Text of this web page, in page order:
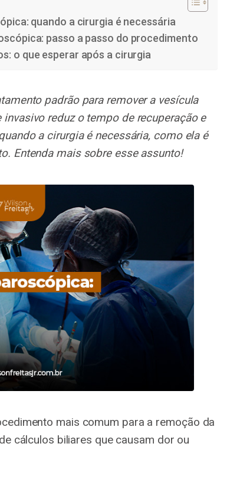
quando a cirurgia é necessária
passo a passo do procedimento
o que esperar após a cirurgia
padrão para remover a vesícula
reduz o tempo de recuperação e
a cirurgia é necessária, como ela é
Entenda mais sobre esse assunto!
mais comum para a remoção da
cálculos biliares que causam dor ou